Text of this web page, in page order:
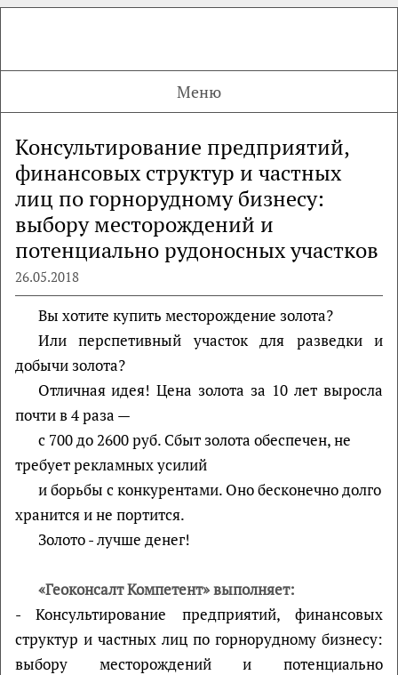
Меню
Консультирование предприятий,
финансовых структур и частных
лиц по горнорудному бизнесу:
выбору месторождений и
потенциально рудоносных участков
26.05.2018
Вы хотите купить месторождение золота?
Или перспетивный участок для разведки и
добычи золота?
Отличная идея! Цена золота за 10 лет выросла
почти в 4 раза —
с 700 до 2600 руб. Сбыт золота обеспечен, не
требует рекламных усилий
и борьбы с конкурентами. Оно бесконечно долго
хранится и не портится.
Золото - лучше денег!
«Геоконсалт Компетент» выполняет:
- Консультирование предприятий, финансовых
структур и частных лиц по горнорудному бизнесу:
выбору месторождений и потенциально